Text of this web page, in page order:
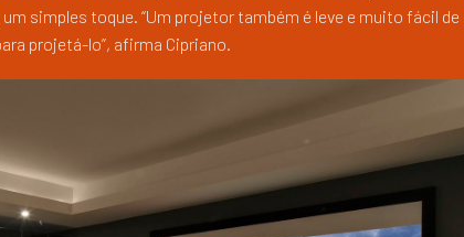
simples toque. “Um projetor também é leve e muito fácil
projetá-lo”, afirma Cipriano.